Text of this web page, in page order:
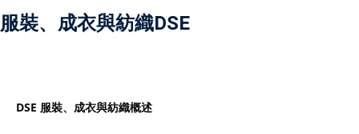
服裝、成衣與紡織DSE
DSE 服裝、成衣與紡織概述